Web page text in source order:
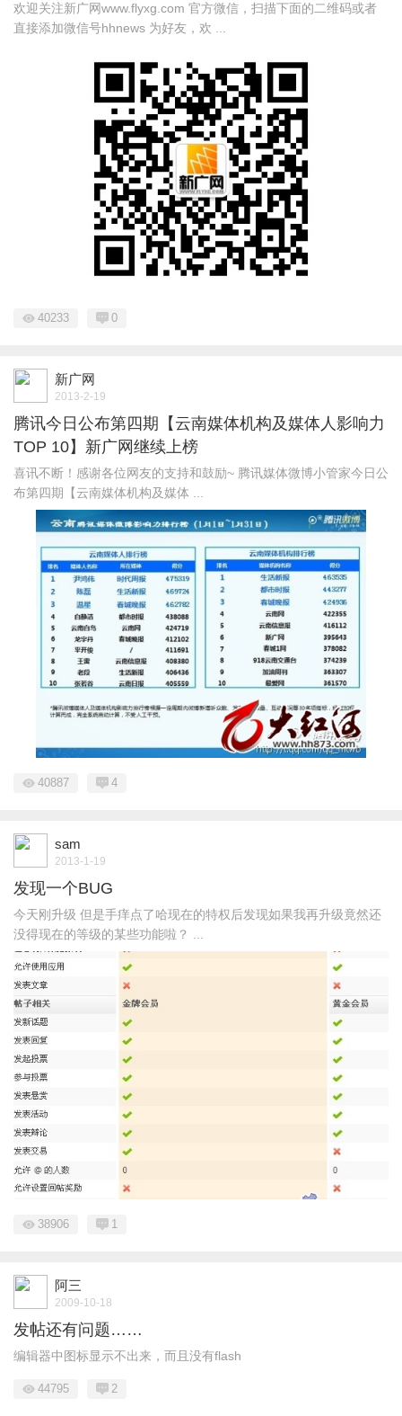
欢迎关注新广网www.flyxg.com 官方微信，扫描下面的二维码或者
直接添加微信号hhnews 为好友，欢 ...
40233 0
新广网
2013-2-19
腾讯今日公布第四期【云南媒体机构及媒体人影响力
TOP 10】新广网继续上榜
喜讯不断！感谢各位网友的支持和鼓励~ 腾讯媒体微博小管家今日公
布第四期【云南媒体机构及媒体 ...
40887 4
sam
2013-1-19
发现一个BUG
今天刚升级 但是手痒点了哈现在的特权后发现如果我再升级竟然还
没得现在的等级的某些功能啦？ ...
38906 1
阿三
2009-10-18
发帖还有问题……
编辑器中图标显示不出来，而且没有flash
44795 2